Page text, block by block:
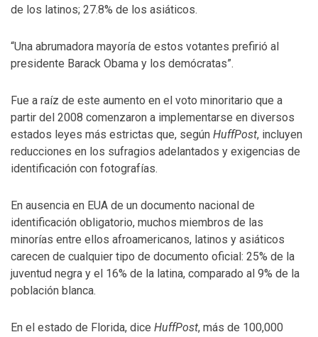
de los latinos; 27.8% de los asiáticos.
“Una abrumadora mayoría de estos votantes prefirió al
presidente Barack Obama y los demócratas”.
Fue a raíz de este aumento en el voto minoritario que a
partir del 2008 comenzaron a implementarse en diversos
estados leyes más estrictas que, según HuffPost, incluyen
reducciones en los sufragios adelantados y exigencias de
identificación con fotografías.
En ausencia en EUA de un documento nacional de
identificación obligatorio, muchos miembros de las
minorías entre ellos afroamericanos, latinos y asiáticos
carecen de cualquier tipo de documento oficial: 25% de la
juventud negra y el 16% de la latina, comparado al 9% de la
población blanca.
En el estado de Florida, dice HuffPost, más de 100,000